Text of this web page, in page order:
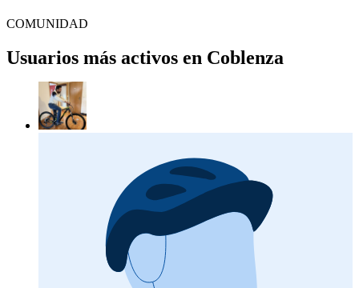
COMUNIDAD
Usuarios más activos en Coblenza